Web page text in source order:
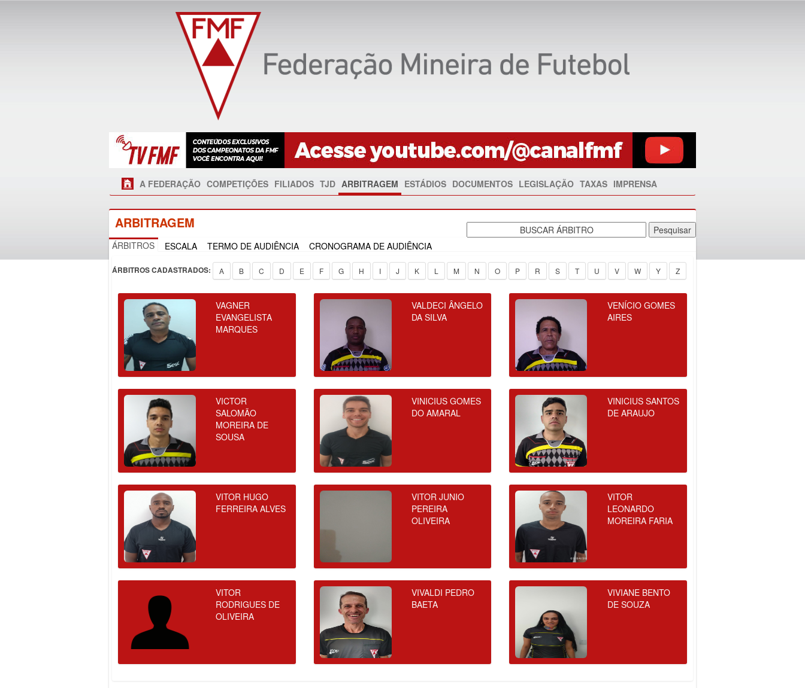
A FEDERAÇÃO COMPETIÇÕES FILIADOS TJD ARBITRAGEM ESTÁDIOS DOCUMENTOS LEGISLAÇÃO TAXAS IMPRENSA
ARBITRAGEM
ÁRBITROS ESCALA TERMO DE AUDIÊNCIA CRONOGRAMA DE AUDIÊNCIA
ÁRBITROS CADASTRADOS: A B C D E F G H I J K L M N O P R S T U V W Y Z
VAGNER
EVANGELISTA
MARQUES
VALDECI ÂNGELO
DA SILVA
VENÍCIO GOMES
AIRES
VICTOR
SALOMÃO
MOREIRA DE
SOUSA
VINICIUS GOMES
DO AMARAL
VINICIUS SANTOS
DE ARAUJO
VITOR HUGO
FERREIRA ALVES
VITOR JUNIO
PEREIRA
OLIVEIRA
VITOR
LEONARDO
MOREIRA FARIA
VITOR
RODRIGUES DE
OLIVEIRA
VIVALDI PEDRO
BAETA
VIVIANE BENTO
DE SOUZA